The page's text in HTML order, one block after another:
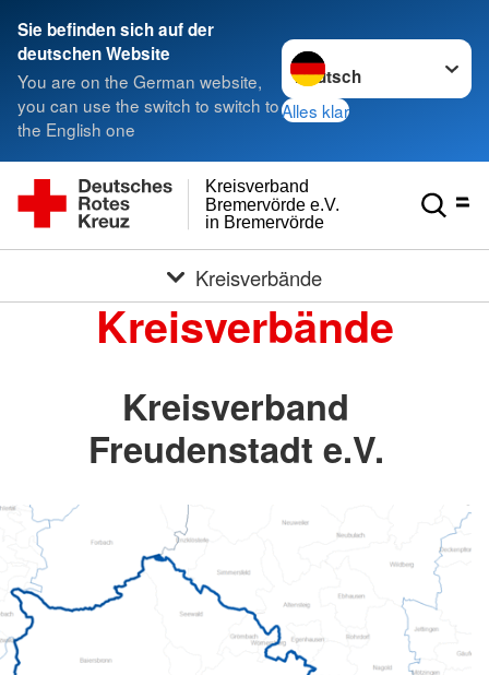
Sie befinden sich auf der
deutschen Website
You are on the German website,
you can use the switch to switch to
the English one
Sprache wechseln zu
Alles klar
in Bremervörde
Bremervörde e.V.
Kreisverband
Kreisverbände
Kreisverbände
Kreisverband
Freudenstadt e.V.